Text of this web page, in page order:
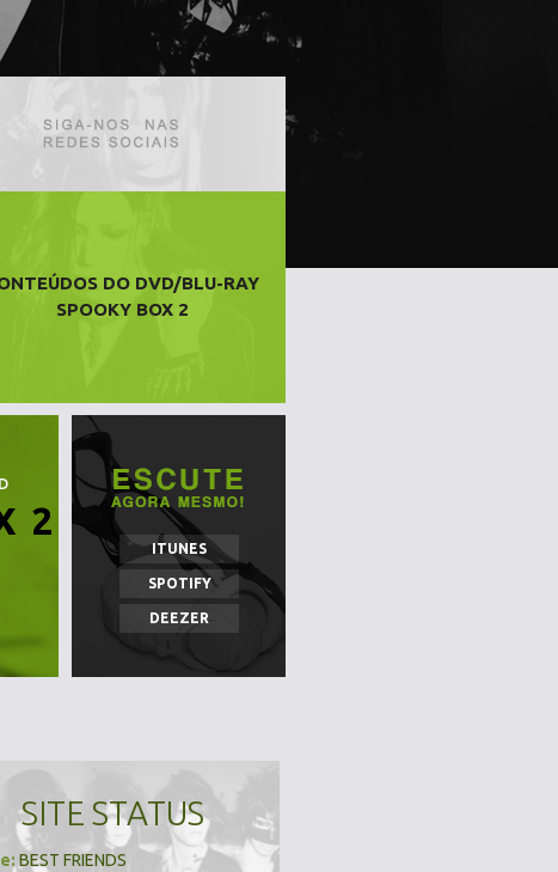
DO DVD/BLU-RAY
SPOOKY BOX 2
2
ITUNES
SPOTIFY
DEEZER
SITE STATUS
BEST FRIENDS